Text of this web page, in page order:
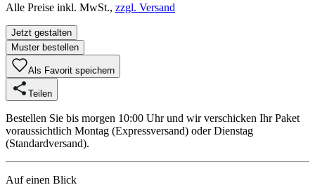
Alle Preise inkl. MwSt., zzgl. Versand
Jetzt gestalten
Muster bestellen
Als Favorit speichern
Teilen
Bestellen Sie bis morgen 10:00 Uhr und wir verschicken Ihr Paket
voraussichtlich Montag (Expressversand) oder Dienstag
(Standardversand).
Auf einen Blick